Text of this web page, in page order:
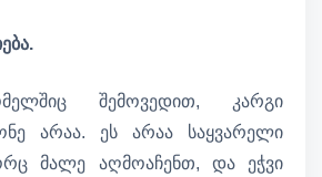
შემოვედით, კარგი
არაა. ეს არაა საყვარელი
მალე აღმოაჩენთ, და ეჭვი